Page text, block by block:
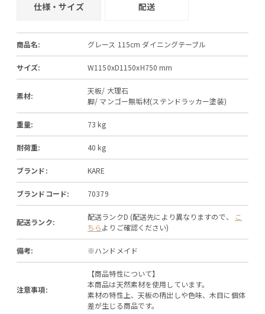
仕様・サイズ 配送
商品名: グレース 115cm ダイニングテーブル
サイズ: W1150xD1150xH750 mm
素材:
天板/ 大理石
脚/ マンゴー無垢材(ステンドラッカー塗装)
重量: 73 kg
耐荷重: 40 kg
ブランド: KARE
ブランドコード: 70379
配送ランク:
配送ランクD (配送先により異なりますので、
こ
ちらよりご確認ください)
備考: ※ハンドメイド
注意事項:
【商品特性について】
本商品は天然素材を使用しています。
素材の特性上、天板の柄出しや色味、木目に個体
差が生じる商品です。